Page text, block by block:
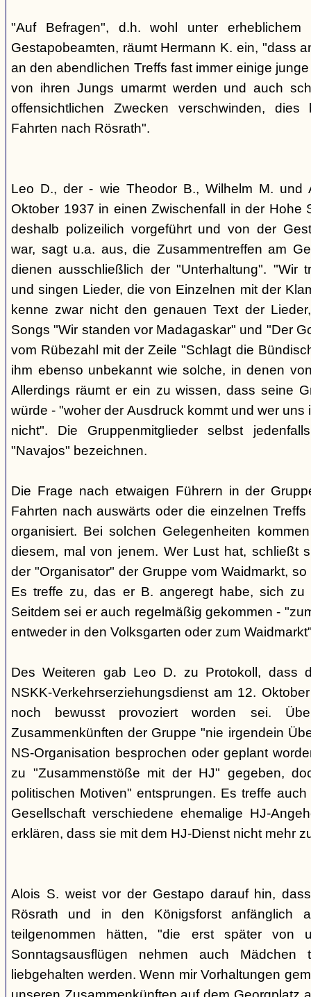
"Auf Befragen", d.h. wohl unter erheblichem
Gestapobeamten, räumt Hermann K. ein, "dass
an den abendlichen Treffs fast immer einige
von ihren Jungs umarmt werden und auch
offensichtlichen Zwecken verschwinden,
Fahrten nach Rösrath".
Leo D., der - wie Theodor B., Wilhelm M. und
Oktober 1937 in einen Zwischenfall in der Hohe
deshalb polizeilich vorgeführt und von der
war, sagt u.a. aus, die Zusammentreffen am
dienen ausschließlich der "Unterhaltung". "Wir
und singen Lieder, die von Einzelnen mit der
kenne zwar nicht den genauen Text der
Songs "Wir standen vor Madagaskar" und "Der
vom Rübezahl mit der Zeile "Schlagt die
ihm ebenso unbekannt wie solche, in denen
Allerdings räumt er ein zu wissen, dass seine
würde - "woher der Ausdruck kommt und wer
nicht". Die Gruppenmitglieder selbst
"Navajos" bezeichnen.
Die Frage nach etwaigen Führern in der
Fahrten nach auswärts oder die einzelnen
organisiert. Bei solchen Gelegenheiten
diesem, mal von jenem. Wer Lust hat, schließt
der "Organisator" der Gruppe vom Waidmarkt,
Es treffe zu, das er B. angeregt habe, sich zu
Seitdem sei er auch regelmäßig gekommen -
entweder in den Volksgarten oder zum
Des Weiteren gab Leo D. zu Protokoll, dass
NSKK-Verkehrserziehungsdienst am 12.
noch bewusst provoziert worden sei.
Zusammenkünften der Gruppe "nie irgendein
NS-Organisation besprochen oder geplant
zu "Zusammenstöße mit der HJ" gegeben,
politischen Motiven" entsprungen. Es treffe
Gesellschaft verschiedene ehemalige HJ-
erklären, dass sie mit dem HJ-Dienst nicht mehr
Alois S. weist vor der Gestapo darauf hin,
Rösrath und in den Königsforst anfänglich
teilgenommen hätten, "die erst später von
Sonntagsausflügen nehmen auch
liebgehalten werden. Wenn mir Vorhaltungen